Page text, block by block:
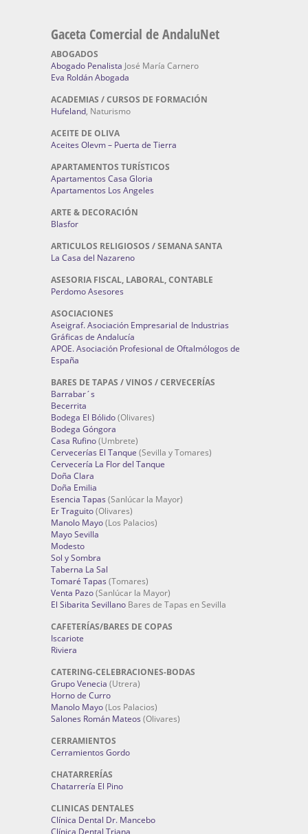
Gaceta Comercial de AndaluNet
ABOGADOS
Abogado Penalista José María Carnero
Eva Roldán Abogada
ACADEMIAS / CURSOS DE FORMACIÓN
Hufeland, Naturismo
ACEITE DE OLIVA
Aceites Olevm – Puerta de Tierra
APARTAMENTOS TURÍSTICOS
Apartamentos Casa Gloria
Apartamentos Los Angeles
ARTE & DECORACIÓN
Blasfor
ARTICULOS RELIGIOSOS / SEMANA SANTA
La Casa del Nazareno
ASESORIA FISCAL, LABORAL, CONTABLE
Perdomo Asesores
ASOCIACIONES
Aseigraf. Asociación Empresarial de Industrias
Gráficas de Andalucía
APOE. Asociación Profesional de Oftalmólogos de
España
BARES DE TAPAS / VINOS / CERVECERÍAS
Barrabar´s
Becerrita
Bodega El Bólido(Olivares)
Bodega Góngora
Casa Rufino(Umbrete)
Cervecerías El Tanque (Sevilla y Tomares)
Cervecería La Flor del Tanque
Doña Clara
Doña Emilia
Esencia Tapas (Sanlúcar la Mayor)
Er Traguito(Olivares)
Manolo Mayo(Los Palacios)
Mayo Sevilla
Modesto
Sol y Sombra
Taberna La Sal
Tomaré Tapas (Tomares)
Venta Pazo(Sanlúcar la Mayor)
El Sibarita Sevillano Bares de Tapas en Sevilla
CAFETERÍAS/BARES DE COPAS
Iscariote
Riviera
CATERING-CELEBRACIONES-BODAS
Grupo Venecia (Utrera)
Horno de Curro
Manolo Mayo(Los Palacios)
Salones Román Mateos (Olivares)
CERRAMIENTOS
Cerramientos Gordo
CHATARRERÍAS
Chatarrería El Pino
CLINICAS DENTALES
Clínica Dental Dr. Mancebo
Clínica Dental Triana